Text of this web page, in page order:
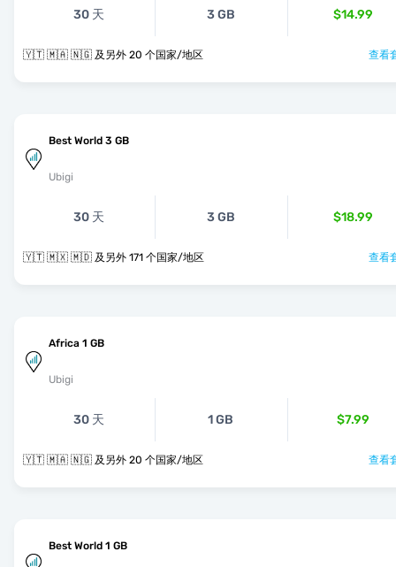
30 天 3 GB $14.99
🇾🇹 🇲🇦 🇳🇬 及另外 20 个国家/地区 查看
Best World 3 GB
Ubigi
30 天 3 GB $18.99
🇾🇹 🇲🇽 🇲🇩 及另外 171 个国家/地区 查看
Africa 1 GB
Ubigi
30 天 1 GB $7.99
🇾🇹 🇲🇦 🇳🇬 及另外 20 个国家/地区 查看
Best World 1 GB